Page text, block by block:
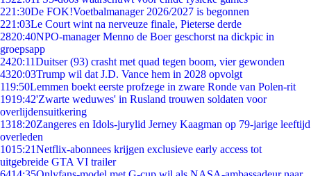
221:30De FOK!Voetbalmanager 2026/2027 is begonnen
221:03Le Court wint na nerveuze finale, Pieterse derde
2820:40NPO-manager Menno de Boer geschorst na dickpic in
groepsapp
2420:11Duitser (93) crasht met quad tegen boom, vier gewonden
4320:03Trump wil dat J.D. Vance hem in 2028 opvolgt
119:50Lemmen boekt eerste profzege in zware Ronde van Polen-rit
1919:42'Zwarte weduwes' in Rusland trouwen soldaten voor
overlijdensuitkering
1318:20Zangeres en Idols-jurylid Jerney Kaagman op 79-jarige leeftijd
overleden
1015:21Netflix-abonnees krijgen exclusieve early access tot
uitgebreide GTA VI trailer